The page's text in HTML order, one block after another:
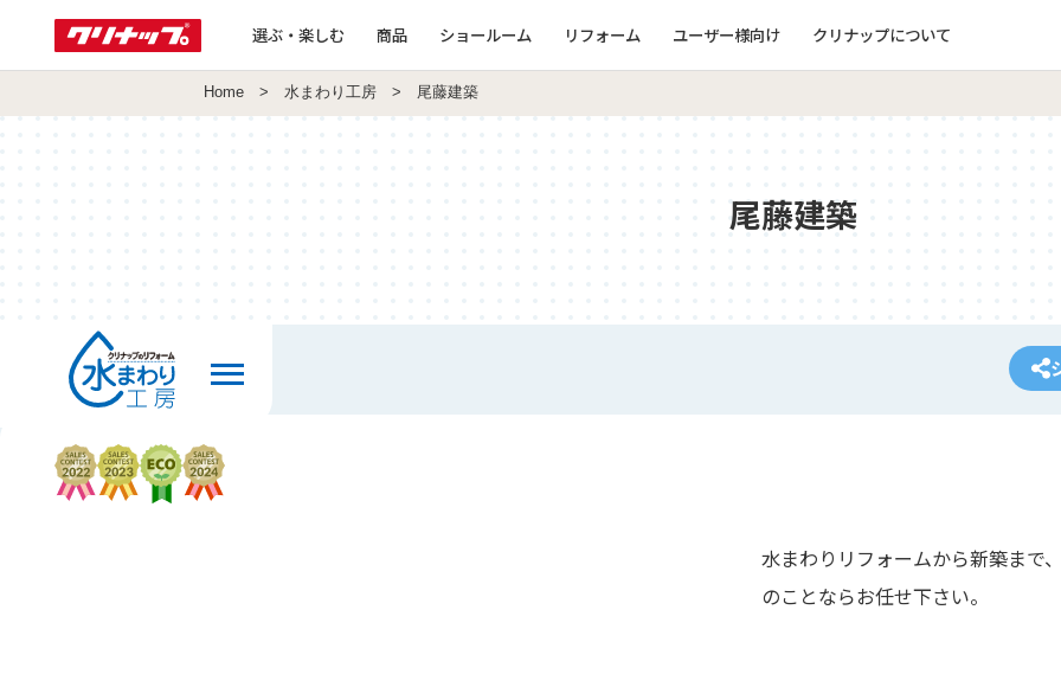
選ぶ・楽しむ 商品 ショールーム リフォーム ユーザー様向け クリナップについて
Home > 水まわり工房 > 尾藤建築
尾藤建築
水まわりリフォームから新築まで
のことならお任せ下さい。